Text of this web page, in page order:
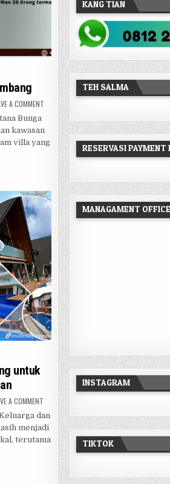
A COMMENT ON TARIF HARGA SEWA VILLA DI LEMBANG
Bunga
kawasan
villa yang
HARGA SEWA VILLA DI LEMBANG
untuk
A COMMENT ON VILLA KOLAM RENANG DI LEMBANG
dan
menjadi
terutama
KOLAM RENANG DI LEMBANG UNTUK
KANG TIAN
TEH SALMA
RESERVASI PAYMENT
MANAGAMENT
INSTAGRAM
TIKTOK